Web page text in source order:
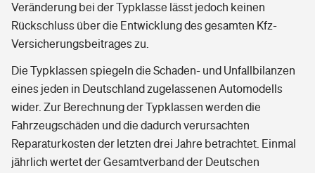
Veränderung bei der Typklasse lässt jedoch keinen
Rückschluss über die Entwicklung des gesamten Kfz-
Versicherungsbeitrages zu.
Die Typklassen spiegeln die Schaden- und Unfallbilanzen
eines jeden in Deutschland zugelassenen Automodells
wider. Zur Berechnung der Typklassen werden die
Fahrzeugschäden und die dadurch verursachten
Reparaturkosten der letzten drei Jahre betrachtet. Einmal
jährlich wertet der Gesamtverband der Deutschen